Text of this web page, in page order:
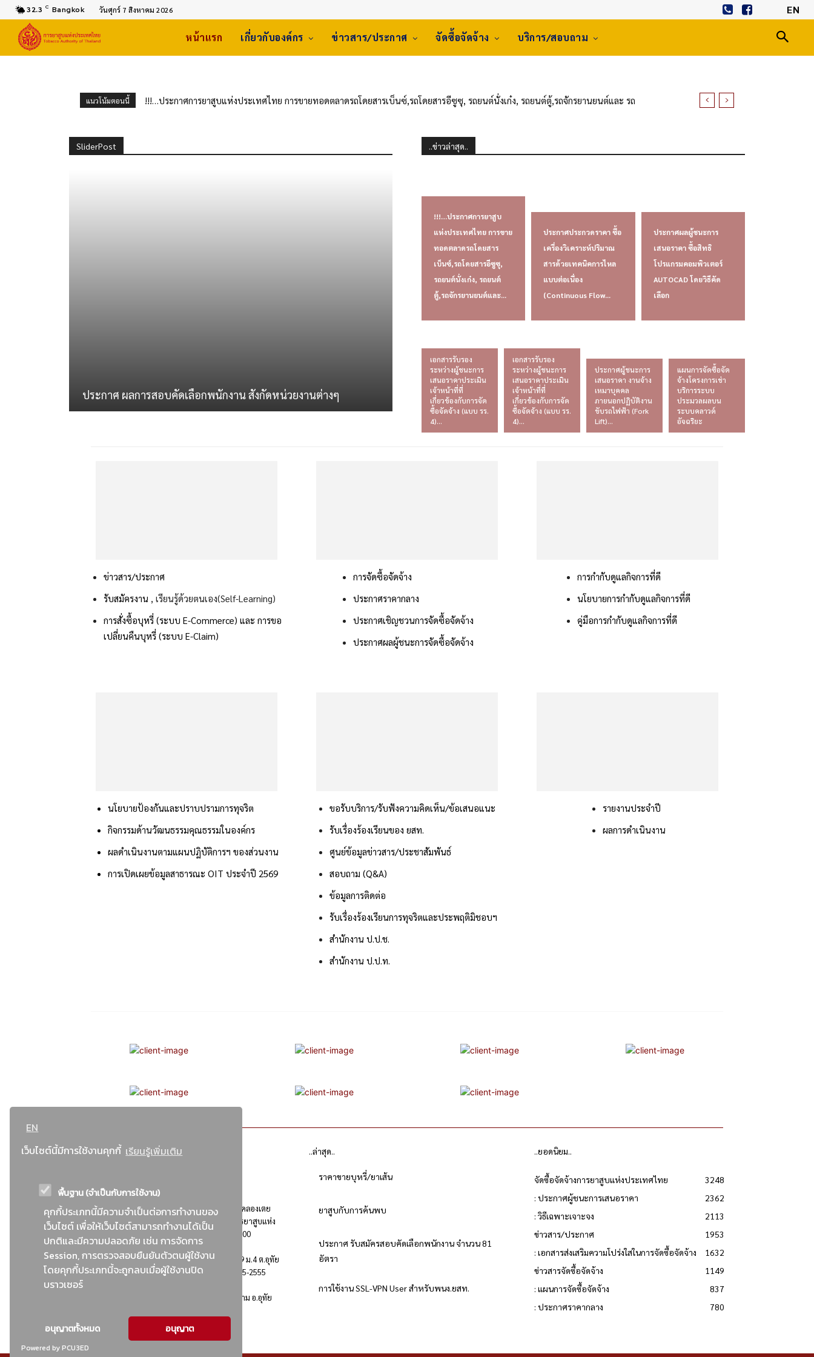
EN
เว็บไซต์นี้มีการใช้งานคุกกี้ เรียนรู้เพิ่มเติม
พื้นฐาน (จำเป็นกับการใช้งาน)
คุกกี้ประเภทนี้มีความจำเป็นต่อการทำงานของ
เว็บไซต์ เพื่อให้เว็บไซต์สามารถทำงานได้เป็น
ปกติและมีความปลอดภัย เช่น การจัดการ
Session, การตรวจสอบยืนยันตัวตนผู้ใช้งาน
โดยคุกกี้ประเภทนี้จะถูกลบเมื่อผู้ใช้งานปิด
บราวเซอร์
อนุญาตทั้งหมด อนุญาต
Powered by PCU3ED
32.3 C Bangkok วันศุกร์ 7 สิงหาคม 2026 EN
หน้าแรก เกี่ยวกับองค์กร ข่าวสาร/ประกาศ จัดซื้อจัดจ้าง บริการ/สอบถาม
แนวโน้มตอนนี้
!!!…ประกาศการยาสูบแห่งประเทศไทย การขายทอดตลาดรถโดยสารเบ็นซ์,รถโดยสารอีซูซุ, รถยนต์นั่งเก๋ง, รถยนต์ตู้,รถจักรยานยนต์และ รถ
SliderPost
ประกาศ ผลการสอบคัดเลือกพนักงาน สังกัดหน่วยงานต่างๆ
..ข่าวล่าสุด..
!!!…ประกาศการยาสูบ
แห่งประเทศไทย การขาย
ทอดตลาดรถโดยสาร
เบ็นซ์,รถโดยสารอีซูซุ,
รถยนต์นั่งเก๋ง, รถยนต์
ตู้,รถจักรยานยนต์และ...
ประกาศประกวดราคา ซื้อ
เครื่องวิเคราะห์ปริมาณ
สารด้วยเทคนิคการไหล
แบบต่อเนื่อง
(Continuous Flow...
ประกาศผลผู้ชนะการ
เสนอราคา ซื้อสิทธิ
โปรแกรมคอมพิวเตอร์
AUTOCAD โดยวิธีคัด
เลือก
เอกสารรับรอง
ระหว่างผู้ชนะการ
เสนอราคาประเมิน
เจ้าหน้าที่ที่
เกี่ยวข้องกับการจัด
ซื้อจัดจ้าง (แบบ รร.
4)...
เอกสารรับรอง
ระหว่างผู้ชนะการ
เสนอราคาประเมิน
เจ้าหน้าที่ที่
เกี่ยวข้องกับการจัด
ซื้อจัดจ้าง (แบบ รร.
4)...
ประกาศผู้ชนะการ
เสนอราคา งานจ้าง
เหมาบุคคล
ภายนอกปฏิบัติงาน
ขับรถไฟฟ้า (Fork
Lift)...
แผนการจัดซื้อจัด
จ้างโครงการเช่า
บริการระบบ
ประมวลผลบน
ระบบคลาวด์
อัจฉริยะ
ข่าวสาร/ประกาศ
รับสมัครงาน , เรียนรู้ด้วยตนเอง(Self-Learning)
การสั่งซื้อบุหรี่ (ระบบ E-Commerce) และ การขอ
เปลี่ยนคืนบุหรี่ (ระบบ E-Claim)
การจัดซื้อจัดจ้าง
ประกาศราคากลาง
ประกาศเชิญชวนการจัดซื้อจัดจ้าง
ประกาศผลผู้ชนะการจัดซื้อจัดจ้าง
การกำกับดูแลกิจการที่ดี
นโยบายการกำกับดูแลกิจการที่ดี
คู่มือการกำกับดูแลกิจการที่ดี
นโยบายป้องกันและปราบปรามการทุจริต
กิจกรรมด้านวัฒนธรรมคุณธรรมในองค์กร
ผลดำเนินงานตามแผนปฏิบัติการฯ ของส่วนงาน
การเปิดเผยข้อมูลสาธารณะ OIT ประจำปี 2569
ขอรับบริการ/รับฟังความคิดเห็น/ข้อเสนอแนะ
รับเรื่องร้องเรียนของ ยสท.
ศูนย์ข้อมูลข่าวสาร/ประชาสัมพันธ์
สอบถาม (Q&A)
ข้อมูลการติดต่อ
รับเรื่องร้องเรียนการทุจริตและประพฤติมิชอบฯ
สำนักงาน ป.ป.ช.
สำนักงาน ป.ป.ท.
รายงานประจำปี
ผลการดําเนินงาน
ที่อยู่ : 184 ถนนพระรามที่ 4 แขวงคลองเตย เขตคลองเตย
กรุงเทพมหานคร 10110 ติดต่อประชาสัมพันธ์ การยาสูบแห่ง
ประเทศไทย Call center โทร. 0-2229-1000
การยาสูบแห่งประเทศไทย พระนครศรีอยุธยา : 999 ม.4 ต.อุทัย
อ.อุทัย จ.พระนครศรีอยุธยา 13210 โทร. 0-3535-2555
อาคารบ้านพักพนักงานยาสูบ : 555 ม.9 ต.คานหาม อ.อุทัย
..ล่าสุด..
ราคาขายบุหรี่/ยาเส้น
ยาสูบกับการค้นพบ
ประกาศ รับสมัครสอบคัดเลือกพนักงาน จำนวน 81
อัตรา
การใช้งาน SSL-VPN User สำหรับพนง.ยสท.
..ยอดนิยม..
จัดซื้อจัดจ้างการยาสูบแห่งประเทศไทย
3248
: ประกาศผู้ชนะการเสนอราคา
2362
: วิธีเฉพาะเจาะจง
2113
ข่าวสาร/ประกาศ
1953
: เอกสารส่งเสริมความโปร่งใสในการจัดซื้อจัดจ้าง
1632
ข่าวสารจัดซื้อจัดจ้าง
1149
: แผนการจัดซื้อจัดจ้าง
837
: ประกาศราคากลาง
780